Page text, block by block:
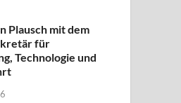
Plausch mit dem
für
Technologie und